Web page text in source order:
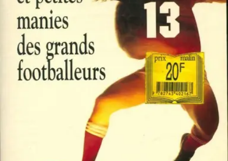
Biographies Football
Biographies Inspirantes
Biographies
EmblématiquesBiographies Biographies InfluentesBiographies
Légendaires
Biographies Football